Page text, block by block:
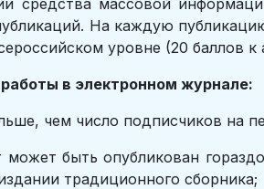
средства массовой
На каждую
уровне (20 баллов к
в электронном журнале:
чем число подписчиков на
быть опубликован
традиционного сборника;